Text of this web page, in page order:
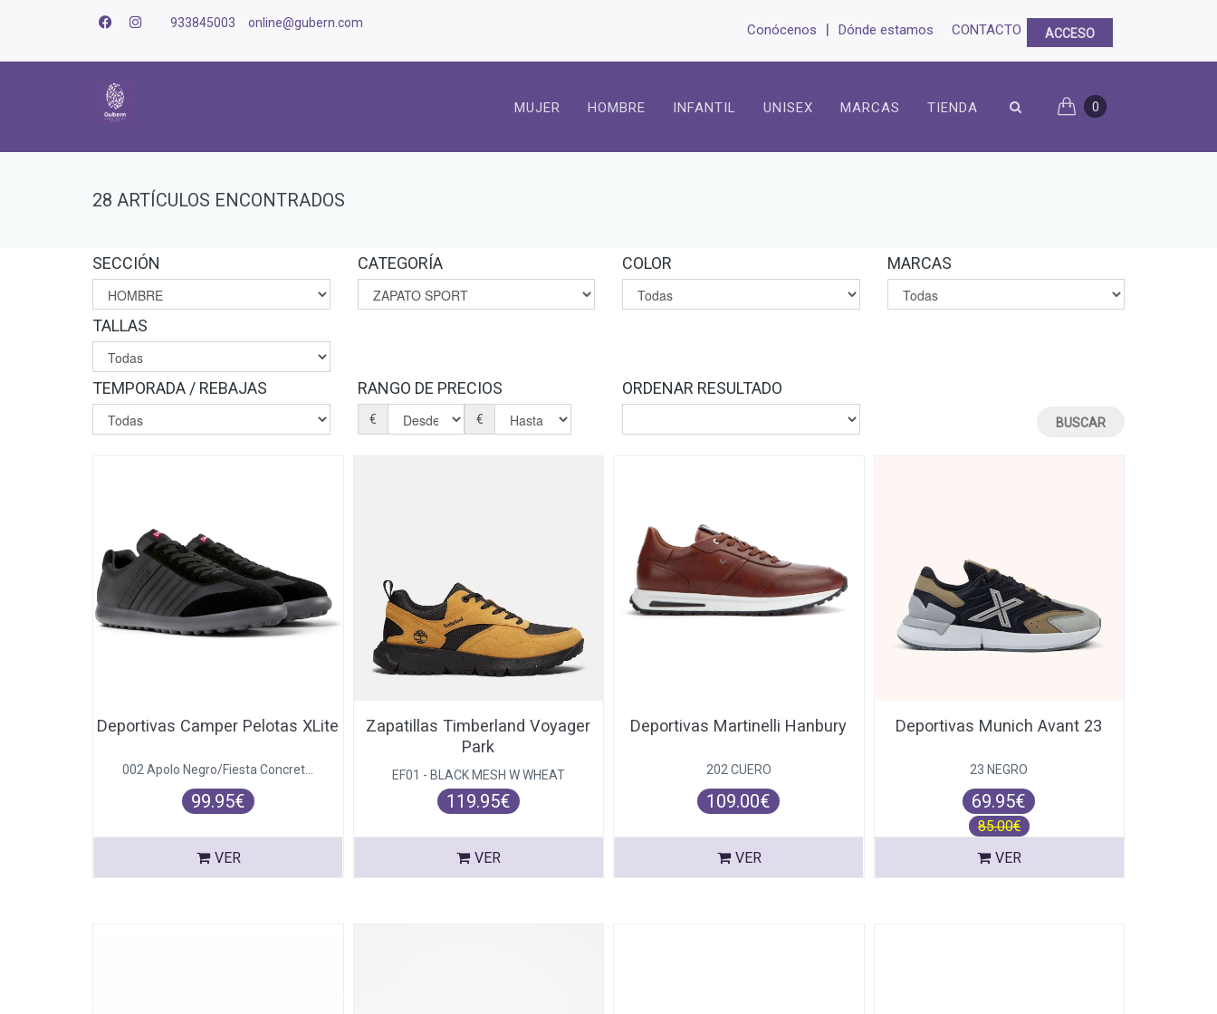
933845003 online@gubern.com Conócenos | Dónde estamos CONTACTO ACCESO
MUJER HOMBRE INFANTIL UNISEX MARCAS TIENDA 0
28 ARTÍCULOS ENCONTRADOS
SECCIÓN CATEGORÍA COLOR MARCAS
TALLAS
TEMPORADA / REBAJAS RANGO DE PRECIOS
€ €
ORDENAR RESULTADO
Deportivas Camper Pelotas XLite
002 Apolo Negro/Fiesta Concret...
99.95€
VER
Zapatillas Timberland Voyager
Park
EF01 - BLACK MESH W WHEAT
119.95€
VER
Deportivas Martinelli Hanbury
202 CUERO
109.00€
VER
Deportivas Munich Avant 23
23 NEGRO
69.95€
85.00€
VER